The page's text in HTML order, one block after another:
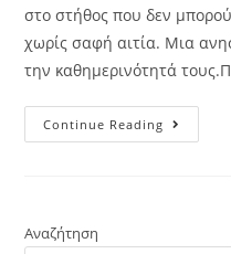
στο στήθος που δεν
χωρίς σαφή αιτία. Μια
την καθημερινότητά
Continue Reading
Αναζήτηση